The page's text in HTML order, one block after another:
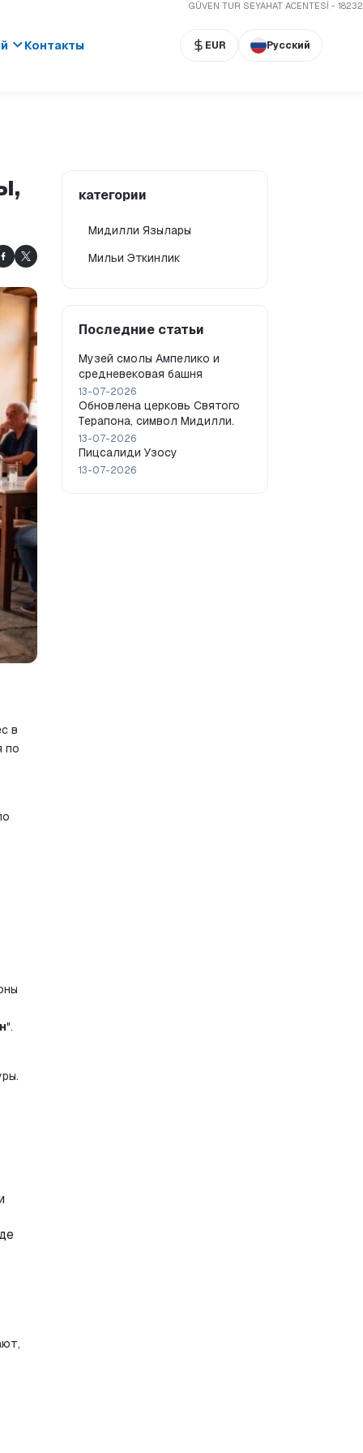
GÜVEN TUR SEYAHAT ACENTESİ - 18232
Контакты EUR Русский
в
по
".
категории
Мидилли Язылары
Мильи Эткинлик
Последние статьи
Музей смолы Ампелико и
средневековая башня
13-07-2026
Обновлена церковь Святого
Терапона, символ Мидилли.
13-07-2026
Пицсалиди Узосу
13-07-2026